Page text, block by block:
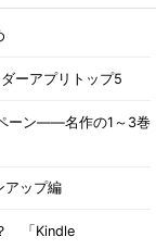
ーアプリトップ5
ーン――名作の1～3巻
ップ編
「Kindle